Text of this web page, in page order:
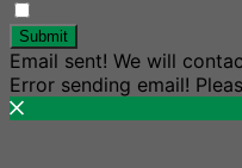
Submit
Email sent! We will
Error sending email!